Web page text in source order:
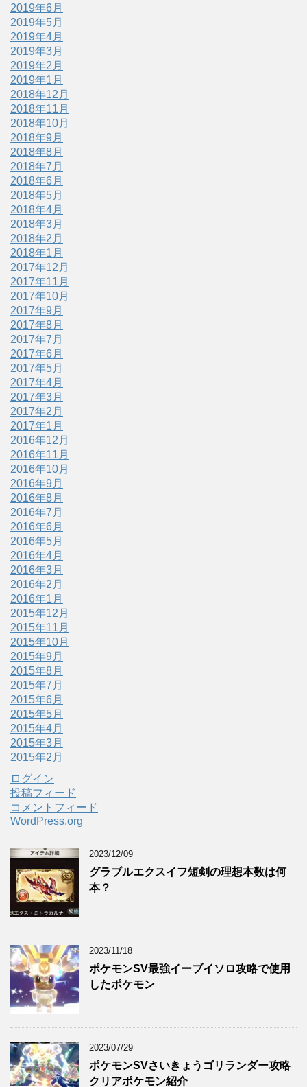
2019年6月
2019年5月
2019年4月
2019年3月
2019年2月
2019年1月
2018年12月
2018年11月
2018年10月
2018年9月
2018年8月
2018年7月
2018年6月
2018年5月
2018年4月
2018年3月
2018年2月
2018年1月
2017年12月
2017年11月
2017年10月
2017年9月
2017年8月
2017年7月
2017年6月
2017年5月
2017年4月
2017年3月
2017年2月
2017年1月
2016年12月
2016年11月
2016年10月
2016年9月
2016年8月
2016年7月
2016年6月
2016年5月
2016年4月
2016年3月
2016年2月
2016年1月
2015年12月
2015年11月
2015年10月
2015年9月
2015年8月
2015年7月
2015年6月
2015年5月
2015年4月
2015年3月
2015年2月
ログイン
投稿フィード
コメントフィード
WordPress.org
2023/12/09
グラブルエクスイフ短剣の理想本数は何
本？
2023/11/18
ポケモンSV最強イーブイソロ攻略で使用
したポケモン
2023/07/29
ポケモンSVさいきょうゴリランダー攻略
クリアポケモン紹介